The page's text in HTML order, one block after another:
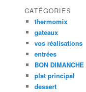
CATÉGORIES
thermomix
gateaux
vos réalisations
entrées
BON DIMANCHE
plat principal
dessert